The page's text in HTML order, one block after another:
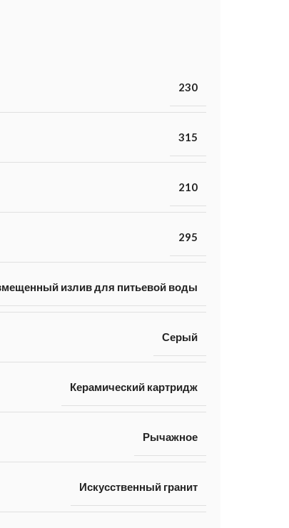
230
315
210
295
излив для питьевой воды
Серый
Керамический картридж
Рычажное
Искусственный гранит